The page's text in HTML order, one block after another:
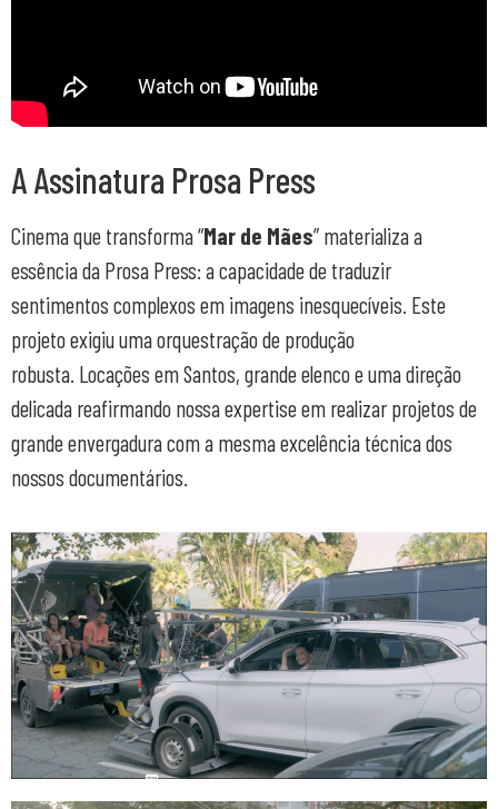
A Assinatura Prosa Press
Cinema que transforma “Mar de Mães” materializa a
essência da Prosa Press: a capacidade de traduzir
sentimentos complexos em imagens inesquecíveis. Este
projeto exigiu uma orquestração de produção
robusta. Locações em Santos, grande elenco e uma direção
delicada reafirmando nossa expertise em realizar projetos de
grande envergadura com a mesma excelência técnica dos
nossos documentários.